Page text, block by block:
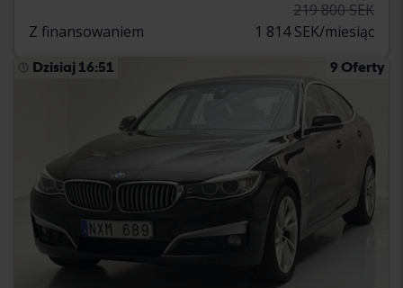
219 800 SEK
Z finansowaniem
1 814 SEK/miesiąc
Dzisiaj 16:51 9 Oferty